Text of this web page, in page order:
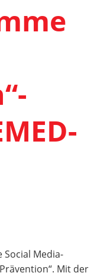
Social Media-
Mit der